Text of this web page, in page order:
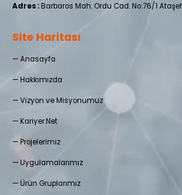
Adres :Barbaros Mah. Ordu Cad. No:76/1
Site Haritası
—Anasayfa
—Hakkımızda
—Vizyon ve Misyonumuz
—Kariyer.Net
—Projelerimiz
—Uygulamalarımız
—Ürün Gruplarımız